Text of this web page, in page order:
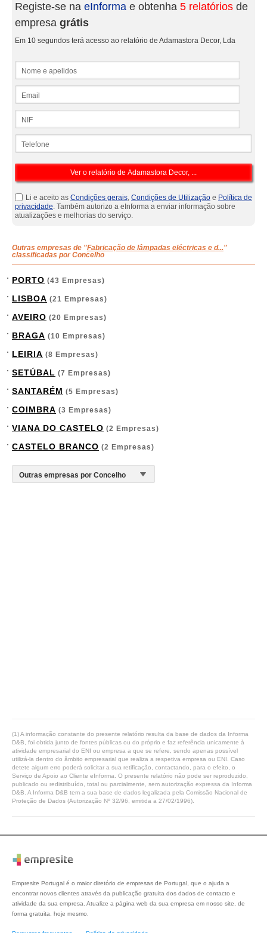
Registe-se na eInforma e obtenha 5 relatórios de
empresa grátis
Em 10 segundos terá acesso ao relatório de Adamastora Decor, Lda
Li e aceito as Condições gerais, Condições de Utilização e Política de
privacidade. Também autorizo a eInforma a enviar informação sobre
atualizações e melhorias do serviço.
Outras empresas de "Fabricação de lâmpadas eléctricas e d..."
classificadas por Concelho
PORTO (43 Empresas)
LISBOA (21 Empresas)
AVEIRO (20 Empresas)
BRAGA (10 Empresas)
LEIRIA (8 Empresas)
SETÚBAL (7 Empresas)
SANTARÉM (5 Empresas)
COIMBRA (3 Empresas)
VIANA DO CASTELO (2 Empresas)
CASTELO BRANCO (2 Empresas)
(1) A informação constante do presente relatório resulta da base de dados da Informa
D&B, foi obtida junto de fontes públicas ou do próprio e faz referência unicamente à
atividade empresarial do ENI ou empresa a que se refere, sendo apenas possível
utilizá-la dentro do âmbito empresarial que realiza a respetiva empresa ou ENI. Caso
detete algum erro poderá solicitar a sua retificação, contactando, para o efeito, o
Serviço de Apoio ao Cliente eInforma. O presente relatório não pode ser reproduzido,
publicado ou redistribuído, total ou parcialmente, sem autorização expressa da Informa
D&B. A Informa D&B tem a sua base de dados legalizada pela Comissão Nacional de
Proteção de Dados (Autorização Nº 32/96, emitida a 27/02/1996).
Empresite Portugal é o maior diretório de empresas de Portugal, que o ajuda a
encontrar novos clientes através da publicação gratuita dos dados de contacto e
atividade da sua empresa. Atualize a página web da sua empresa em nosso site, de
forma gratuita, hoje mesmo.